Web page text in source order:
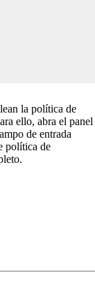
la política de
ello, abra el panel
de entrada
política de